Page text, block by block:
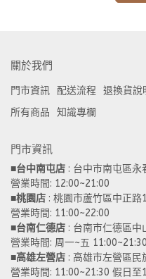
關於我們
門市資訊 配送流程 退換貨說
所有商品
知識專欄
門市資訊
■台中南屯店 : 台中市南屯區
營業時間: 12:00~21:00
■桃園店 : 桃園市蘆竹區中正
營業時間: 11:00~22:00
■台南仁德店 : 台南市仁德區
營業時間: 周一~五
■高雄左營店 : 高雄市左營區
營業時間: 11:00~21:30 假日至